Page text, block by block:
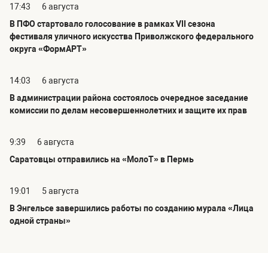
17:43
6 августа
В ПФО стартовало голосование в рамках VII сезона
фестиваля уличного искусства Приволжского федерального
округа «ФормАРТ»
14:03
6 августа
В администрации района состоялось очередное заседание
комиссии по делам несовершеннолетних и защите их прав
9:39
6 августа
Саратовцы отправились на «МолоТ» в Пермь
19:01
5 августа
В Энгельсе завершились работы по созданию мурала «Лица
одной страны»